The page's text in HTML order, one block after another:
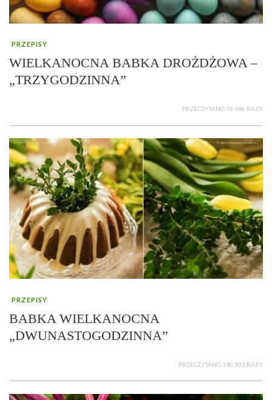
PRZEPISY
WIELKANOCNA BABKA DROŻDŻOWA –
„TRZYGODZINNA”
PRZECZYTANO 76 496 RAZY
PRZEPISY
BABKA WIELKANOCNA
„DWUNASTOGODZINNA”
PRZECZYTANO 140 933 RAZY